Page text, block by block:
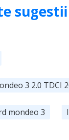
3 2.0 TDCI
mondeo 3